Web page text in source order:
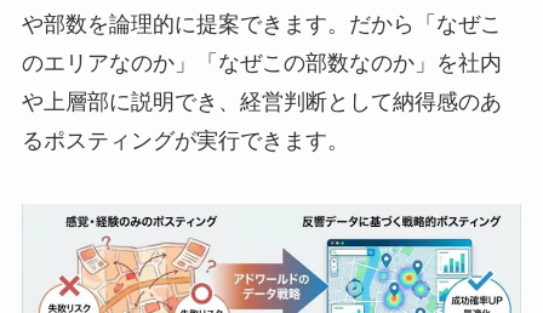
や部数を論理的に提案できます。だから「なぜこ
のエリアなのか」「なぜこの部数なのか」を社内
や上層部に説明でき、経営判断として納得感のあ
るポスティングが実行できます。